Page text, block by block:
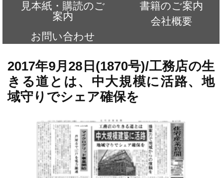
見本紙・購読のご
案内
書籍のご案内
会社概要
お問い合わせ
2017年9月28日(1870号)/工務店の生
きる道とは、中大規模に活路、地
域守りでシェア確保を